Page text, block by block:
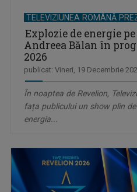
TELEVIZIUNEA ROMÂNĂ
Explozie de energie
Andreea Bălan în
2026
publicat: Vineri, 19 Decembrie
În noaptea de Revelion,
fața publicului un show plin
energia...